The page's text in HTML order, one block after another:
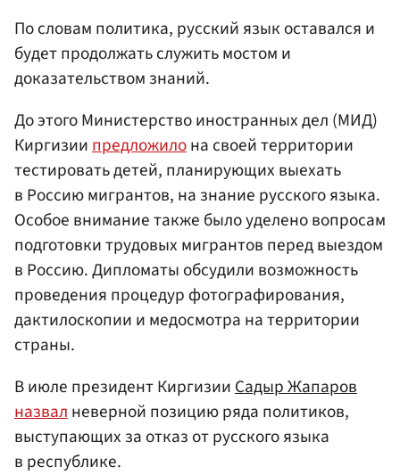
По словам политика, русский язык оставался и
будет продолжать служить мостом и
доказательством знаний.
До этого Министерство иностранных дел (МИД)
Киргизиипредложилона своей территории
тестировать детей, планирующих выехать
в Россию мигрантов, на знание русского языка.
Особое внимание также было уделено вопросам
подготовки трудовых мигрантов перед выездом
в Россию. Дипломаты обсудили возможность
проведения процедур фотографирования,
дактилоскопии и медосмотра на территории
страны.
В июле президент КиргизииСадыр Жапаров
назвалневерной позицию ряда политиков,
выступающих за отказ от русского языка
в республике.